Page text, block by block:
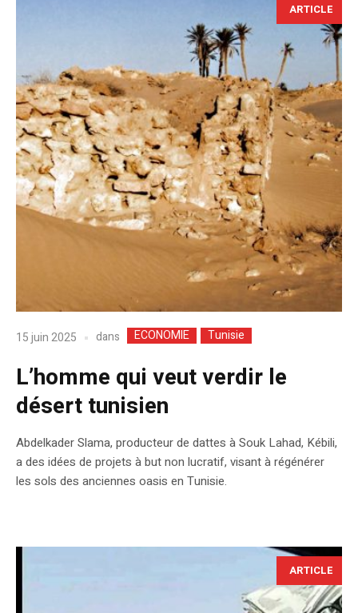
ARTICLE
15 juin 2025 dans ECONOMIE Tunisie
L’homme qui veut verdir le
désert tunisien
Abdelkader Slama, producteur de dattes à Souk Lahad, Kébili,
a des idées de projets à but non lucratif, visant à régénérer
les sols des anciennes oasis en Tunisie.
ARTICLE